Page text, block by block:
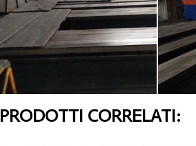
PRODOTTI CORRELATI: